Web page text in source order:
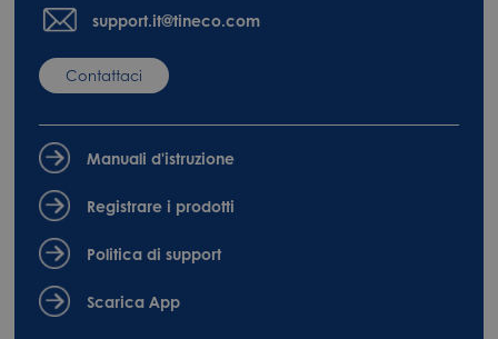
support.it@tineco.com
Contattaci
Manuali d'istruzione
Registrare i prodotti
Politica di support
Scarica App